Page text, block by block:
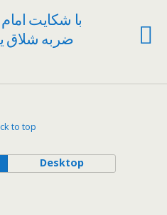
ضربه شلاق
to top
Desktop